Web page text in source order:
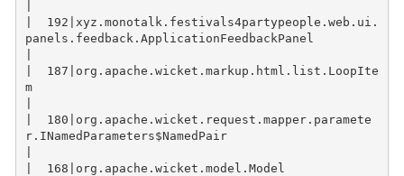
|  192|xyz.monotalk.festivals4partypeople.web.ui.
panels.feedback.ApplicationFeedbackPanel
|  187|org.apache.wicket.markup.html.list.LoopIte
m
|  180|org.apache.wicket.request.mapper.paramete
r.INamedParameters$NamedPair
|  168|org.apache.wicket.model.Model